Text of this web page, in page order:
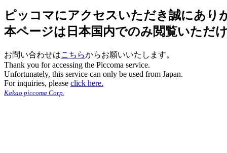
ピッコマにアクセスいただき誠にあり
本ページは日本国内でのみ閲覧いただ
お問い合わせはこちらからお願いいたします。
Thank you for accessing the Piccoma service.
Unfortunately, this service can only be used from Japan.
For inquiries, please click here.
Kakao piccoma Corp.